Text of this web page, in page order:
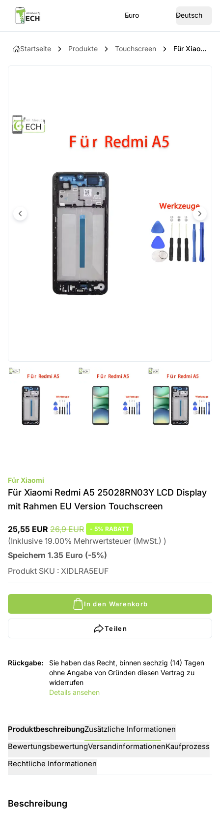
Euro Deutsch
Startseite Produkte Touchscreen Für Xiaomi Redmi A5 25028RN03Y LCD Display Mit Rahmen EU Version Touchscreen
Für Xiaomi
Für Xiaomi Redmi A5 25028RN03Y LCD Display
mit Rahmen EU Version Touchscreen
25,55 EUR 26,9 EUR - 5% RABATT
(Inklusive 19.00% Mehrwertsteuer (MwSt.) )
Speichern 1.35 Euro (-5%)
Produkt SKU : XIDLRA5EUF
In den Warenkorb
Teilen
Rückgabe:
Sie haben das Recht, binnen sechzig (14) Tagen
ohne Angabe von Gründen diesen Vertrag zu
widerrufen
Details ansehen
ProduktbeschreibungZusätzliche Informationen
BewertungsbewertungVersandinformationenKaufprozess
Rechtliche Informationen
Beschreibung